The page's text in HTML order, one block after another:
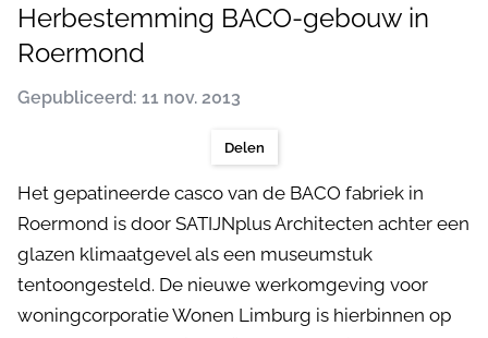
Herbestemming BACO-gebouw in
Roermond
Gepubliceerd: 11 nov. 2013
Delen
Het gepatineerde casco van de BACO fabriek in
Roermond is door SATIJNplus Architecten achter een
glazen klimaatgevel als een museumstuk
tentoongesteld. De nieuwe werkomgeving voor
woningcorporatie Wonen Limburg is hierbinnen op